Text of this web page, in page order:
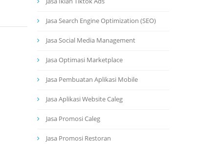
Jasa Search Engine Optimization (SEO)
Jasa Social Media Management
Jasa Optimasi Marketplace
Jasa Pembuatan Aplikasi Mobile
Jasa Aplikasi Website Caleg
Jasa Promosi Caleg
Jasa Promosi Restoran